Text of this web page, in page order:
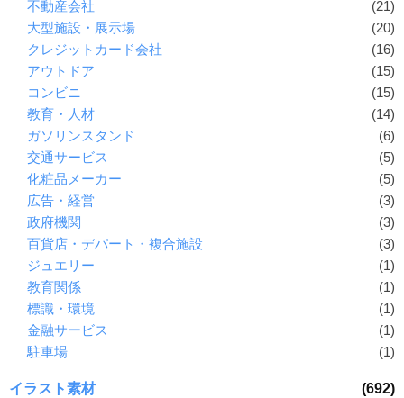
不動産会社
(21)
大型施設・展示場
(20)
クレジットカード会社
(16)
アウトドア
(15)
コンビニ
(15)
教育・人材
(14)
ガソリンスタンド
(6)
交通サービス
(5)
化粧品メーカー
(5)
広告・経営
(3)
政府機関
(3)
百貨店・デパート・複合施設
(3)
ジュエリー
(1)
教育関係
(1)
標識・環境
(1)
金融サービス
(1)
駐車場
(1)
イラスト素材 (692)